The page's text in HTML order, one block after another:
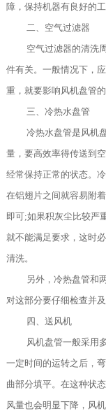
障，保持机器有良好的工
二、空气过滤器
空气过滤器的清洗
件有关。一般情况下，
重，就要影响风机盘管
三、冷热水盘管
冷热水盘管是风机
量，要高效率得传送到
经常保持正常的状态。
在铝翅片之间就容易附
即可;如果积灰尘比较严
就不能满足要求，这时
清洗。
另外，冷热盘管和
对这部分要仔细检查并及
四、送风机
风机盘管一般采用
一定时间的运转之后，
曲部分填平。在这种状
风量也会明显下降，风